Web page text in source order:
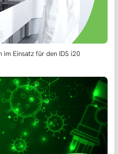
im Einsatz für den IDS i20